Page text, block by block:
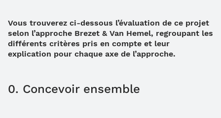
Vous trouverez ci-dessous l’évaluation de ce projet
selon l’approche Brezet & Van Hemel, regroupant les
différents critères pris en compte et leur
explication pour chaque axe de l’approche.
0. Concevoir ensemble